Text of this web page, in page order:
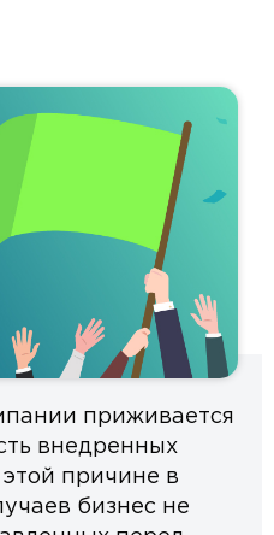
приживается
внедренных
причине в
бизнес не